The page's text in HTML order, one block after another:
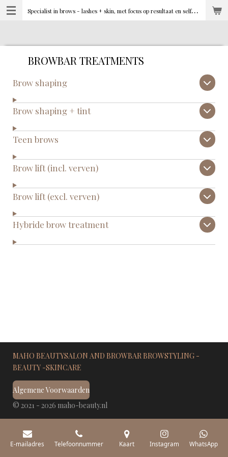
Ga
direct
de
hoofdinhoud
S
pecialist in brows - lashes + skin, met focus op resultaat en selfcare
BROWBAR TREATMENTS
Brow shaping
Brow shaping + tint
Teen brows
Brow lift (incl. verven)
Brow lift (excl. verven)
Hybride brow treatment
MAHO BEAUTYSALON AND BROWBAR BROWSTYLING -
BEAUTY -SKINCARE
Algemene Voorwaarden
© 2021 - 2026 maho-beauty.nl
E-mailadres Telefoonnummer Kaart Instagram WhatsApp